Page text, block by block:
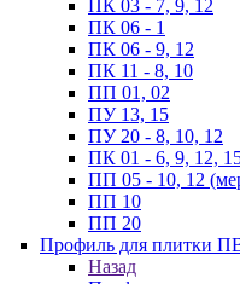
ПК 03 - 7, 9, 12
ПК 06 - 1
ПК 06 - 9, 12
ПК 11 - 8, 10
ПП 01, 02
ПУ 13, 15
ПУ 20 - 8, 10, 12
ПК 01 - 6, 9, 12,
ПП 05 - 10, 12
ПП 10
ПП 20
Профиль для плитки
Назад